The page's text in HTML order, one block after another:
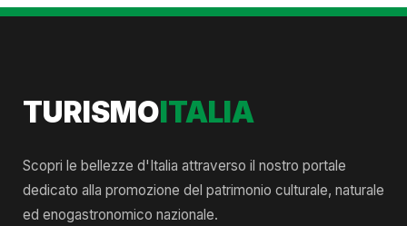
TURISMOITALIA
Scopri le bellezze d'Italia attraverso il nostro portale
dedicato alla promozione del patrimonio culturale, naturale
ed enogastronomico nazionale.